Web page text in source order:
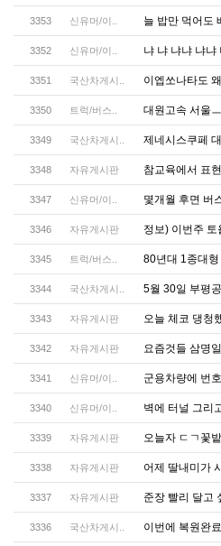
3353 신유머/이.. 늘 밥만 먹어도
3352 신유머/이.. 냐 냐 냐냐 냐냐
3351 국산차게시.. 이엡쏘나타도
3350 트럭/버스.. 대원고속 서울
3349 국산차게시.. 제네시스쿠페
3348 자유게시판 참교육에서 표
3347 신유머/이.. 몇개월 후면 버
3346 자유게시판 정보) 이번주
3345 트럭/버스.. 80년대 1종대
3344 국산차게시.. 5월 30일 부평
3343 자유게시판 오늘 체코 댕청
3342 자유게시판 요즘것들 삼명
3341 신유머/이.. 군용차량에 번
3340 신유머/이.. 벽에 터널 그리
3339 자유게시판 오늘자 ㄷㄱ꽃
3338 자유게시판 어제 딸내미가
3337 자유게시판 준장 빨리 달고
3336 국산차게시.. 이번에 복원완